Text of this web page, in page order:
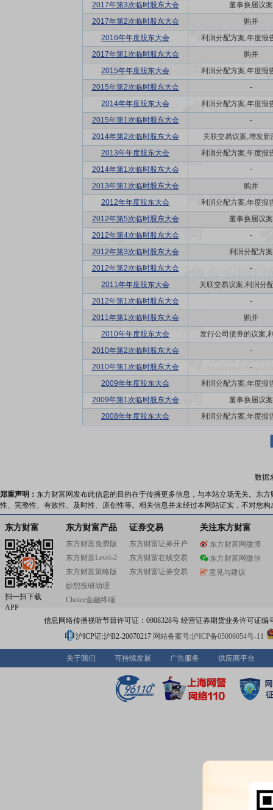
2017年第3次临时股东大会
董事换届议案
2017年第2次临时股东大会
购并
2016年年度股东大会
利润分配方案,年度报
2017年第1次临时股东大会
购并
2015年年度股东大会
利润分配方案,年度报
2015年第2次临时股东大会
-
2014年年度股东大会
利润分配方案,年度报
2015年第1次临时股东大会
-
2014年第2次临时股东大会
关联交易议案,增发新
2013年年度股东大会
利润分配方案,年度报
2014年第1次临时股东大会
-
2013年第1次临时股东大会
购并
2012年年度股东大会
利润分配方案,年度报
2012年第5次临时股东大会
董事换届议案
2012年第4次临时股东大会
-
2012年第3次临时股东大会
利润分配方案
2012年第2次临时股东大会
-
2011年年度股东大会
关联交易议案,利润分
2012年第1次临时股东大会
-
2011年第1次临时股东大会
购并
2010年年度股东大会
发行公司债券的议案,
2010年第2次临时股东大会
-
2010年第1次临时股东大会
-
2009年年度股东大会
利润分配方案,年度报
2009年第1次临时股东大会
董事换届议案
2008年年度股东大会
利润分配方案,年度报
数据
郑重声明： 东方财富网发布此信息的目的在于传播更多信息，与本站立场无关。东
性、完整性、有效性、及时性、原创性等。相关信息并未经过本网站证实，不对您
东方财富
扫一扫下载
APP
东方财富产品
东方财富免费版
东方财富Level-2
东方财富策略版
妙想投研助理
Choice金融终端
证券交易
东方财富证券开户
东方财富在线交易
东方财富证券交易
关注东方财富
东方财富网微博
东方财富网微信
意见与建议
信息网络传播视听节目许可证：0908328号 经营证券期货业务许可证编
沪ICP证:沪B2-20070217 网站备案号:沪ICP备05006054号-11
关于我们 可持续发展 广告服务 供应商平台